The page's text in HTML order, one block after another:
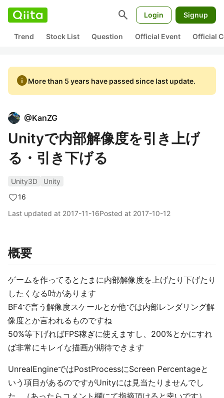
search Login Signup
Trend Stock List Question Official Event Official
infoMore than 5 years have passed since last update.
@KanZG
Unityで内部解像度を引き上げ
る・引き下げる
Unity3D
Unity
16
Last updated at 2017-11-16Posted at 2017-10-12
概要
ゲームを作ってるとたまに内部解像度を上げたり下げたり
したくなる時があります
BF4で言う解像度スケールとか他では内部レンダリング解
像度とか言われるものですね
50%等下げればFPS稼ぎに使えますし、200%とかにすれ
ば非常にキレイな描画が期待できます
UnrealEngineではPostProcessにScreen Percentageと
いう項目があるのですがUnityには見当たりませんでし
た…（あったらコメント欄にて指摘頂けると幸いです）